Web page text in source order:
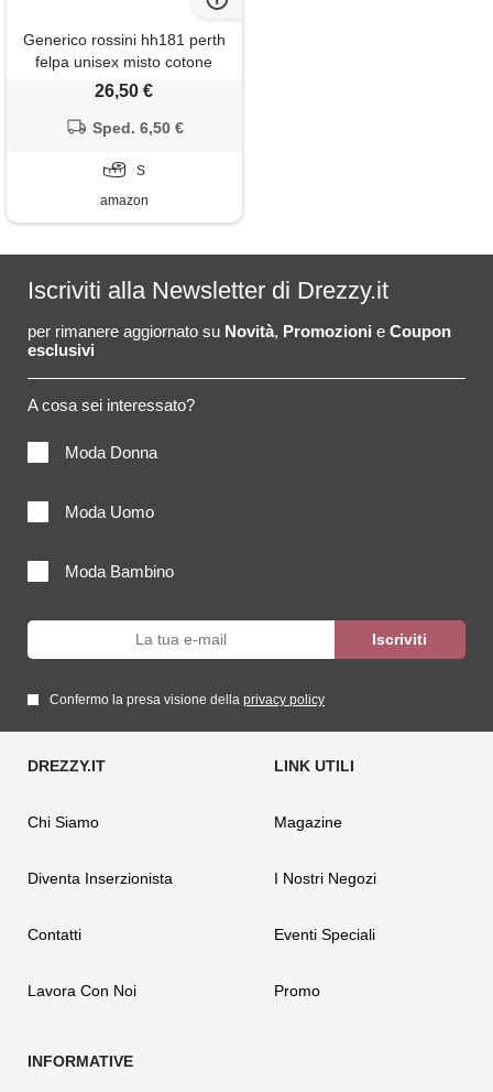
Generico rossini hh181 perth
felpa unisex misto cotone
poliestere collo alto chiuso
interno (it, testo, s, regular,
26,50 €
Sped. 6,50 €
S
amazon
Iscriviti alla Newsletter di Drezzy.it
per rimanere aggiornato su Novità, Promozioni e Coupon
esclusivi
A cosa sei interessato?
Moda Donna
Moda Uomo
Moda Bambino
Confermo la presa visione della privacy policy
Chi Siamo
Diventa Inserzionista
Contatti
Lavora Con Noi
Magazine
I Nostri Negozi
Eventi Speciali
Promo